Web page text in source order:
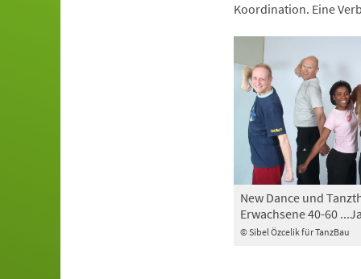
Koordination. Eine
© Sibel Özcelik für TanzBau
New Dance und
Erwachsene 40-60